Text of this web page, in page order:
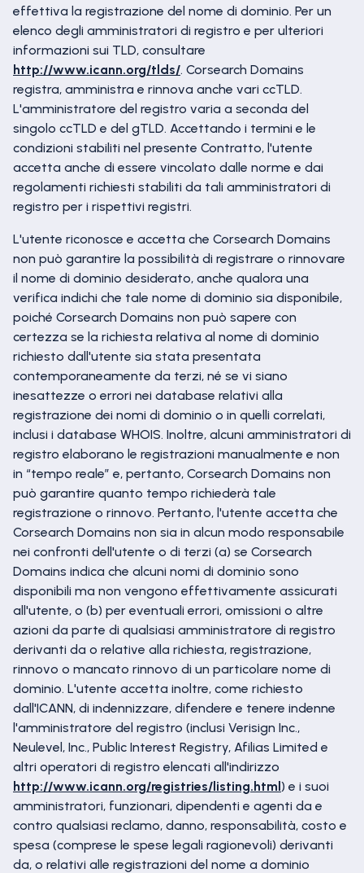
effettiva la registrazione del nome di dominio. Per un
elenco degli amministratori di registro e per ulteriori
informazioni sui TLD, consultare
http://www.icann.org/tlds/. Corsearch Domains
registra, amministra e rinnova anche vari ccTLD.
L'amministratore del registro varia a seconda del
singolo ccTLD e del gTLD. Accettando i termini e le
condizioni stabiliti nel presente Contratto, l'utente
accetta anche di essere vincolato dalle norme e dai
regolamenti richiesti stabiliti da tali amministratori di
registro per i rispettivi registri.
L'utente riconosce e accetta che Corsearch Domains
non può garantire la possibilità di registrare o rinnovare
il nome di dominio desiderato, anche qualora una
verifica indichi che tale nome di dominio sia disponibile,
poiché Corsearch Domains non può sapere con
certezza se la richiesta relativa al nome di dominio
richiesto dall'utente sia stata presentata
contemporaneamente da terzi, né se vi siano
inesattezze o errori nei database relativi alla
registrazione dei nomi di dominio o in quelli correlati,
inclusi i database WHOIS. Inoltre, alcuni amministratori di
registro elaborano le registrazioni manualmente e non
in “tempo reale” e, pertanto, Corsearch Domains non
può garantire quanto tempo richiederà tale
registrazione o rinnovo. Pertanto, l'utente accetta che
Corsearch Domains non sia in alcun modo responsabile
nei confronti dell'utente o di terzi (a) se Corsearch
Domains indica che alcuni nomi di dominio sono
disponibili ma non vengono effettivamente assicurati
all'utente, o (b) per eventuali errori, omissioni o altre
azioni da parte di qualsiasi amministratore di registro
derivanti da o relative alla richiesta, registrazione,
rinnovo o mancato rinnovo di un particolare nome di
dominio. L'utente accetta inoltre, come richiesto
dall'ICANN, di indennizzare, difendere e tenere indenne
l'amministratore del registro (inclusi Verisign Inc.,
Neulevel, Inc., Public Interest Registry, Afilias Limited e
altri operatori di registro elencati all'indirizzo
http://www.icann.org/registries/listing.html) e i suoi
amministratori, funzionari, dipendenti e agenti da e
contro qualsiasi reclamo, danno, responsabilità, costo e
spesa (comprese le spese legali ragionevoli) derivanti
da, o relativi alle registrazioni del nome a dominio